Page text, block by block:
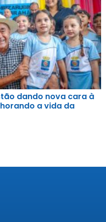
dando nova cara à
a vida da